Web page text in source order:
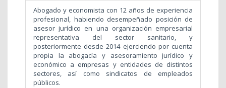
Abogado y economista con 12 años de experiencia
profesional, habiendo desempeñado posición de
asesor jurídico en una organización empresarial
representativa del sector sanitario, y
posteriormente desde 2014 ejerciendo por cuenta
propia la abogacía y asesoramiento jurídico y
económico a empresas y entidades de distintos
sectores, así como sindicatos de empleados
públicos.